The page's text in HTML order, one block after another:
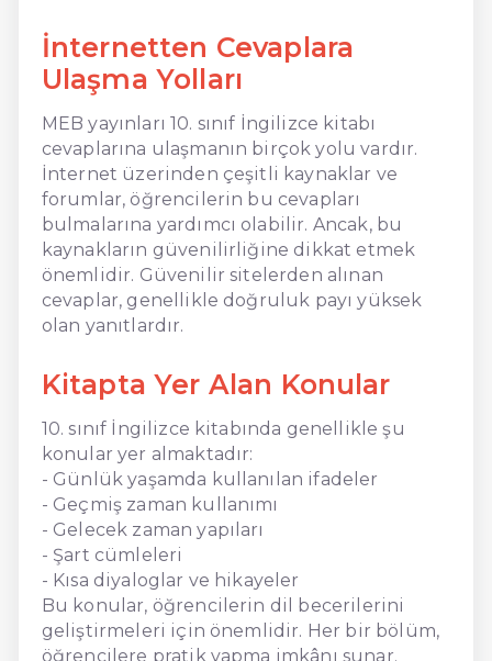
İnternetten Cevaplara
Ulaşma Yolları
MEB yayınları 10. sınıf İngilizce kitabı
cevaplarına ulaşmanın birçok yolu vardır.
İnternet üzerinden çeşitli kaynaklar ve
forumlar, öğrencilerin bu cevapları
bulmalarına yardımcı olabilir. Ancak, bu
kaynakların güvenilirliğine dikkat etmek
önemlidir. Güvenilir sitelerden alınan
cevaplar, genellikle doğruluk payı yüksek
olan yanıtlardır.
Kitapta Yer Alan Konular
10. sınıf İngilizce kitabında genellikle şu
konular yer almaktadır:
- Günlük yaşamda kullanılan ifadeler
- Geçmiş zaman kullanımı
- Gelecek zaman yapıları
- Şart cümleleri
- Kısa diyaloglar ve hikayeler
Bu konular, öğrencilerin dil becerilerini
geliştirmeleri için önemlidir. Her bir bölüm,
öğrencilere pratik yapma imkânı sunar.